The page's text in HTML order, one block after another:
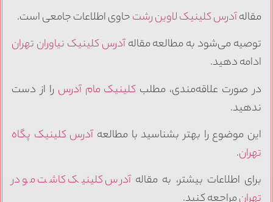
مقالهآدرس کلینیک لاوین رشتحاوی اطلاعات جامعی است.
توصیه می‌شود به مطالعه مقالهآدرس کلینیک نیاوران تهران
ادامه دهید.
در صورت علاقه‌مندی، مطلب کلینیک مام آدرسرا از دست
ندهید.
این موضوع را بهتر بشناسید با مطالعه آدرس کلینیک پگاه
تهران.
برای اطلاعات بیشتر، به مقاله آدرس کلینیک کاشت مو در